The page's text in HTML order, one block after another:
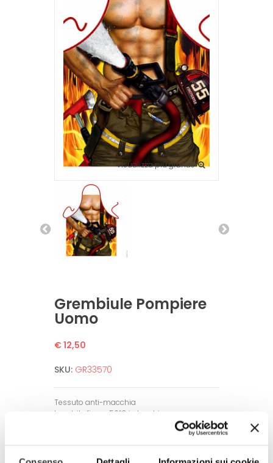
Visualizza più grande
Grembiule Pompiere
Uomo
€ 12,50
SKU: GR33570
Tessuto anti-macchia
Lavabile fino a 50°C in lavatrice.
Garantito per un alto numero di lavaggi